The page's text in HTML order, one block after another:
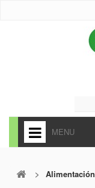
MENU
ALIMENTACIÓN
> Alimentación